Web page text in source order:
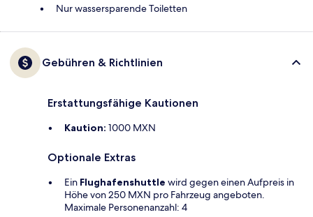
Nur wassersparende Toiletten
Gebühren & Richtlinien
Erstattungsfähige Kautionen
Kaution: 1000 MXN
Optionale Extras
Ein Flughafenshuttle wird gegen einen Aufpreis in
Höhe von 250 MXN pro Fahrzeug angeboten.
Maximale Personenanzahl: 4